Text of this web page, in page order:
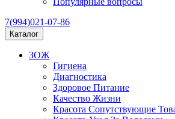
7(994)021-07-86
Каталог
ЗОЖ
Гигиена
Диагностика
Здоровое Питание
Качество Жизни
Красота Сопутствующие